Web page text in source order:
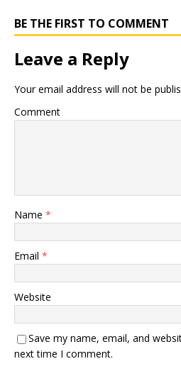
BE THE FIRST TO COMMENT
Leave a Reply
Your email address will not be
Comment
Name *
Email *
Website
Save my name, email, and
next time I comment.